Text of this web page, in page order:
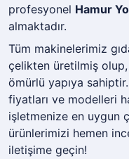
profesyonel Hamur
almaktadır.
Tüm makinelerimiz
çelikten üretilmiş
ömürlü yapıya sahiptir.
fiyatları ve modelleri
işletmenize en uygun
ürünlerimizi hemen
iletişime geçin!